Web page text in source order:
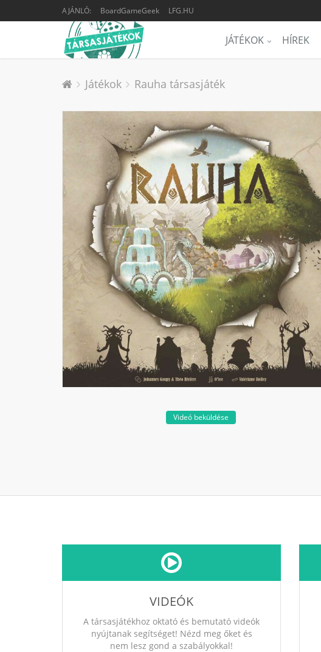
AJÁNLÓ: BoardGameGeek LFG.HU
JÁTÉKOK HÍREK
Játékok Rauha társasjáték
Videó beküldése
VIDEÓK
A társasjátékhoz oktató és bemutató videók
nyújtanak segítséget! Nézd meg őket és
nem lesz gond a szabályokkal!